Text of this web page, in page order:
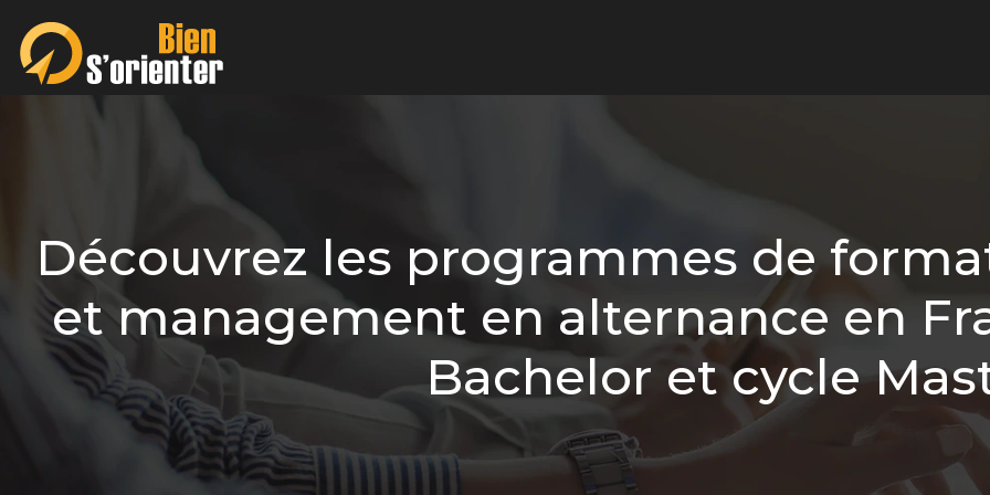
Découvrez les programmes de
et management en alternance en
Bachelor et cycle